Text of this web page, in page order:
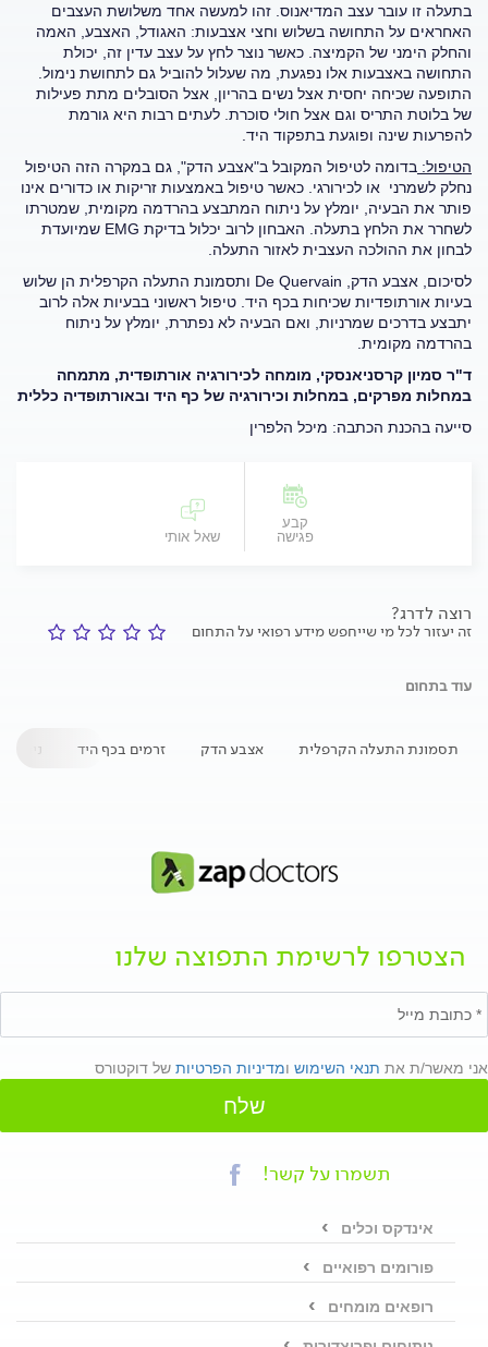
בתעלה זו עובר עצב המדיאנוס. זהו למעשה אחד משלושת העצבים
האחראים על התחושה בשלוש וחצי אצבעות: האגודל, האצבע, האמה
והחלק הימני של הקמיצה. כאשר נוצר לחץ על עצב עדין זה, יכולת
התחושה באצבעות אלו נפגעת, מה שעלול להוביל גם לתחושת נימול.
התופעה שכיחה יחסית אצל נשים בהריון, אצל הסובלים מתת פעילות
של בלוטת התריס וגם אצל חולי סוכרת. לעתים רבות היא גורמת
להפרעות שינה ופוגעת בתפקוד היד.
הטיפול: בדומה לטיפול המקובל ב"אצבע הדק", גם במקרה הזה הטיפול
נחלק לשמרני או לכירורגי. כאשר טיפול באמצעות זריקות או כדורים אינו
פותר את הבעיה, יומלץ על ניתוח המתבצע בהרדמה מקומית, שמטרתו
לשחרר את הלחץ בתעלה. האבחון לרוב יכלול בדיקת EMG שמיועדת
לבחון את ההולכה העצבית לאזור התעלה.
לסיכום, אצבע הדק, De Quervain ותסמונת התעלה הקרפלית הן שלוש
בעיות אורתופדיות שכיחות בכף היד. טיפול ראשוני בבעיות אלה לרוב
יתבצע בדרכים שמרניות, ואם הבעיה לא נפתרת, יומלץ על ניתוח
בהרדמה מקומית.
ד"ר סמיון קרסניאנסקי, מומחה לכירורגיה אורתופדית, מתמחה
במחלות מפרקים, במחלות וכירורגיה של כף היד ובאורתופדיה כללית
סייעה בהכנת הכתבה: מיכל הלפרין
קבע
פגישה
שאל אותי
רוצה לדרג?
זה יעזור לכל מי שייחפש מידע רפואי על התחום
עוד בתחום
תסמונת התעלה הקרפלית אצבע הדק זרמים בכף היד
הצטרפו לרשימת התפוצה שלנו
אני מאשר/ת את תנאי השימוש ומדיניות הפרטיות של דוקטורס
שלח
תשמרו על קשר!
אינדקס וכלים
פורומים רפואיים
רופאים מומחים